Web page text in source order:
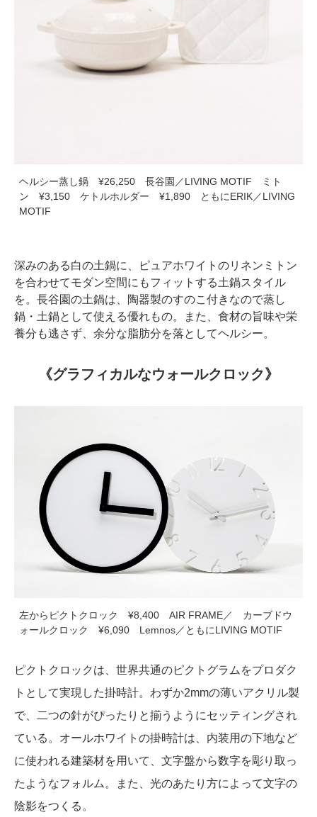
ヘルシー蒸し鍋 ¥26,250 長谷園／LIVING MOTIF ミト
ン ¥3,150 ケトルホルダー ¥1,890 ともにERIK／LIVING
MOTIF
深みのある白の土鍋に、ピュアホワイトのリネンミトン
を合わせてモダン空間にもフィットする土鍋スタイル
を。長谷園の土鍋は、陶器製のすのこ付きなので蒸し
鍋・土鍋として使える優れもの。また、食材の旨味や栄
養分も逃さず、余分な脂肪分を落としてヘルシー。
《グラフィカルなウォールクロック》
左からピクトクロック ¥8,400 AIR FRAME／ カーブドウ
ォールクロック ¥6,090 Lemnos／ともにLIVING MOTIF
ピクトクロックは、世界共通のピクトグラムをプロダク
トとして実現した掛時計。わずか2mmの薄いアクリル製
で、二つの針がぴったりと揃うようにセッティングされ
ている。オールホワイトの掛時計は、内装用の下地など
に使われる建築材を用いて、文字盤から数字を彫り取っ
たようなフォルム。また、光のあたり方によって文字の
陰影をつくる。